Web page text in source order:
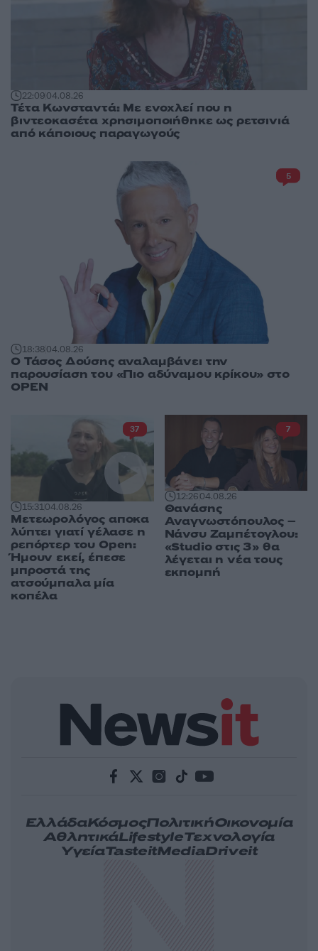
22:0904.08.26
Τέτα Κωνσταντά: Με ενοχλεί που η
βιντεοκασέτα χρησιμοποιήθηκε ως ρετσινιά
από κάποιους παραγωγούς
18:3804.08.26
Ο Τάσος Δούσης αναλαμβάνει την
παρουσίαση του «Πιο αδύναμου κρίκου» στο
OPEN
5
15:3104.08.26
Μετεωρολόγος αποκα
λύπτει γιατί γέλασε η
ρεπόρτερ του Open:
Ήμουν εκεί, έπεσε
μπροστά της
ατσούμπαλα μία
κοπέλα
37
12:2604.08.26
Θανάσης
Αναγνωστόπουλος –
Νάνσυ Ζαμπέτογλου:
«Studio στις 3» θα
λέγεται η νέα τους
εκπομπή
7
ΕλλάδαΚόσμοςΠολιτικήΟικονομία
ΑθλητικάLifestyleΤεχνολογία
ΥγείαTasteitMediaDriveit